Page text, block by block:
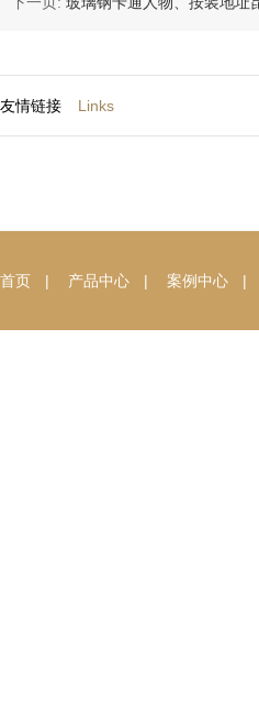
友情链接 Links
首页 | 产品中心 | 案例中心 |